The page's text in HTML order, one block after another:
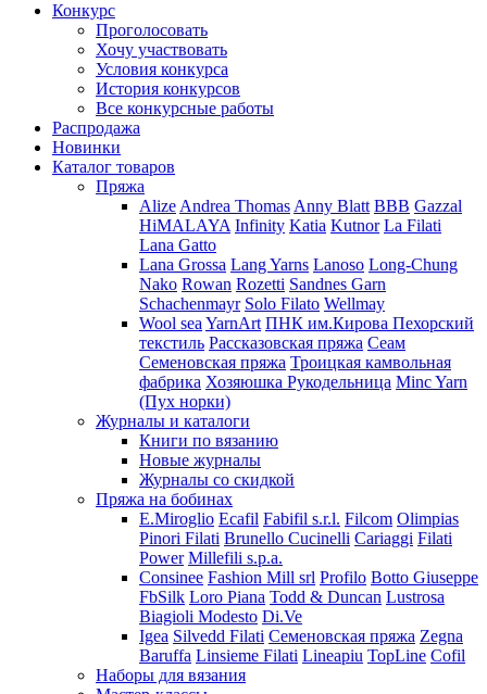
Конкурс
Проголосовать
Хочу участвовать
Условия конкурса
История конкурсов
Все конкурсные работы
Распродажа
Новинки
Каталог товаров
Пряжа
Alize Andrea Thomas Anny Blatt BBB Gazzal
HiMALAYA Infinity Katia Kutnor La Filati
Lana Gatto
Lana Grossa Lang Yarns Lanoso Long-Chung
Nako Rowan Rozetti Sandnes Garn
Schachenmayr Solo Filato Wellmay
Wool sea YarnArt ПНК им.Кирова Пехорский
текстиль Рассказовская пряжа Сеам
Семеновская пряжа Троицкая камвольная
фабрика Хозяюшка Рукодельница Minc Yarn
(Пух норки)
Журналы и каталоги
Книги по вязанию
Новые журналы
Журналы со скидкой
Пряжа на бобинах
E.Miroglio Ecafil Fabifil s.r.l. Filcom Olimpias
Pinori Filati Brunello Cucinelli Cariaggi Filati
Power Millefili s.p.a.
Consinee Fashion Mill srl Profilo Botto Giuseppe
FbSilk Loro Piana Todd & Duncan Lustrosa
Biagioli Modesto Di.Ve
Igea Silvedd Filati Семеновская пряжа Zegna
Baruffa Linsieme Filati Lineapiu TopLine Cofil
Наборы для вязания